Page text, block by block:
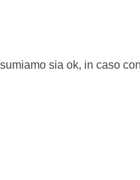
sia ok, in caso